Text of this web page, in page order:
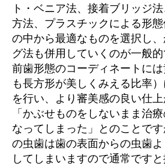
ト・ベニア法、接着ブリッジ
方法、プラスチックによる形
の中から最適なものを選択し
グ法も併用していくのが一般的
前歯形態のコーディネートに
も長方形が美しくみえる比率
を行い、より審美感の良い仕上
「かぶせものをしないまま治
なってしまった」とのことで
の虫歯は歯の表面からの虫歯
してしまいますので通常です